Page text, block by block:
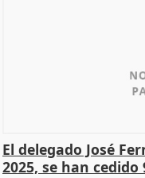
El delegado José
2025, se han